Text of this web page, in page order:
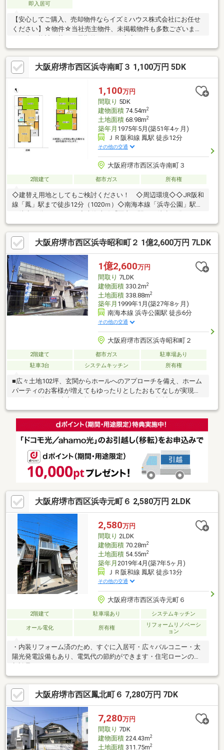
即入居可
【安心してご購入、売却物件ならイズミハウス株式会社にお任せ
ください】☆物件☆当社売主物件、未掲載物件も多数ございま
特化しております。☆無料相談☆不動産投資をご検討されるにあ
たってお客様にどんなメリットがあるか、また、疑問点、ご不安
点などに対し丁寧にご説明致します。さらに、ご購入時のご資金
計画、ローン、節税対策についてもご説明致します。☆アフター
ケア☆ご購入後のアフターケアも当社にお任せ下さい。不動産全
般に関わるご相談も当社スタッフが分かりやすくご説明、ご対応
致します。◇まずはお気軽にお問い合わせ下さい◇
大阪府堺市西区浜寺南町３ 1,100万円 5DK
1,100万円
間取り 5DK
建物面積74.54m2
土地面積68.98m2
築年月 1975年5月(築51年4ヶ月)
ＪＲ阪和線 鳳駅 徒歩12分
その他の交通
大阪府堺市西区浜寺南町３
2階建て 都市ガス 所有権
◇建替え用地としてもご検討ください！ ◇周辺環境◇◇JR阪和
線「鳳」駅まで徒歩12分（1020ｍ）◇南海本線「浜寺公園」駅ま
で徒歩14分（1170ｍ）◇南海本線「羽衣」駅まで徒歩15分（1210
ｍ）◇はまでら保育園まで徒歩6分（510ｍ）◇浜寺昭和小学校ま
で徒歩14分（1120ｍ）◇浜寺南中学校まで徒歩4分（340ｍ）誠に
勝手ながら8月11日（火）～8月16日（日）は夏季休業とさせて頂
きます。休業期間中はご不便をお掛け致しますが、よろしくお願
いいたします。休業期間中に頂きましたお問い合わせにつきまし
ては、8月17日（月）午前9時より順次対応いたします。
大阪府堺市西区浜寺昭和町２ 1億2,600万円 7LDK
1億2,600万円
間取り 7LDK
建物面積330.2m2
土地面積338.88m2
築年月 1999年1月(築27年8ヶ月)
南海本線 浜寺公園駅 徒歩6分
その他の交通
大阪府堺市西区浜寺昭和町２
2階建て 都市ガス
駐車場あり
駐車3台
システムキッチン 所有権
■広々土地102坪、玄関からホールへのアプローチを備え、ホーム
パーティのお客様が増えてもゆったりとしたおもてなしが実現し
ン奥に納戸があり、備蓄品は勿論、来客用品や、キッチン用品が
増えた場合も、納戸を活用いただき、お料理をお楽しみいただけ
ます。■納戸と収納スペースを活用しながら、すっきりとしたお
部屋と、魅せるお部屋の使い分けも実現します。■玄関からその
を活かしながらお過ごしいただける物件です。
大阪府堺市西区浜寺元町６ 2,580万円 2LDK
2,580万円
間取り 2LDK
建物面積70.28m2
土地面積54.55m2
築年月 2019年4月(築7年5ヶ月)
ＪＲ阪和線 鳳駅 徒歩13分
その他の交通
大阪府堺市西区浜寺元町６
2階建て 駐車場あり システムキッチン
オール電化 所有権
リフォームリノベーシ
ョン
・内装リフォーム済のため、すぐに入居可・広々バルコニー・太
陽光発電設備もあり、電気代の節約ができます・住宅ローンのご
相談承っております。
大阪府堺市西区鳳北町６ 7,280万円 7DK
7,280万円
間取り 7DK
建物面積224.43m2
土地面積311.75m2